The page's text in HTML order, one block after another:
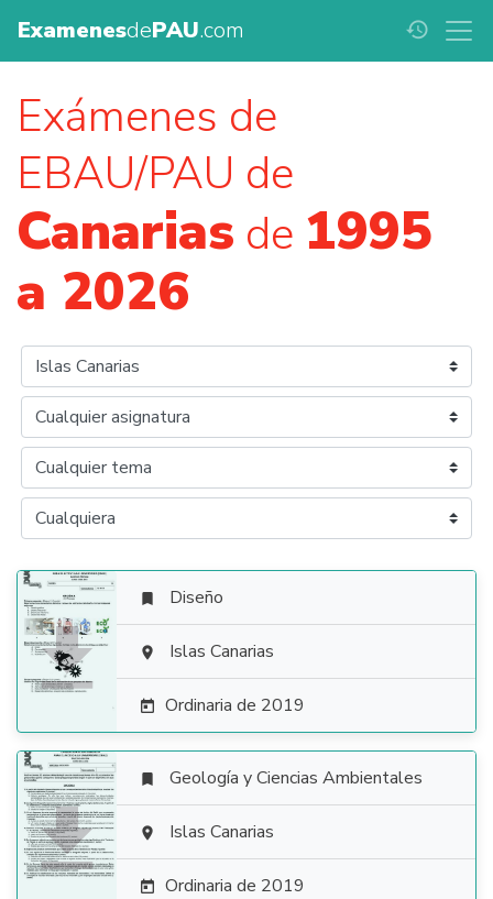
ExamenesdePAU.com history
Exámenes de
EBAU/PAU de
Canarias de 1995
a 2026

 Diseño
 Islas Canarias
 Ordinaria de 2019

 Geología y Ciencias Ambientales
 Islas Canarias
 Ordinaria de 2019